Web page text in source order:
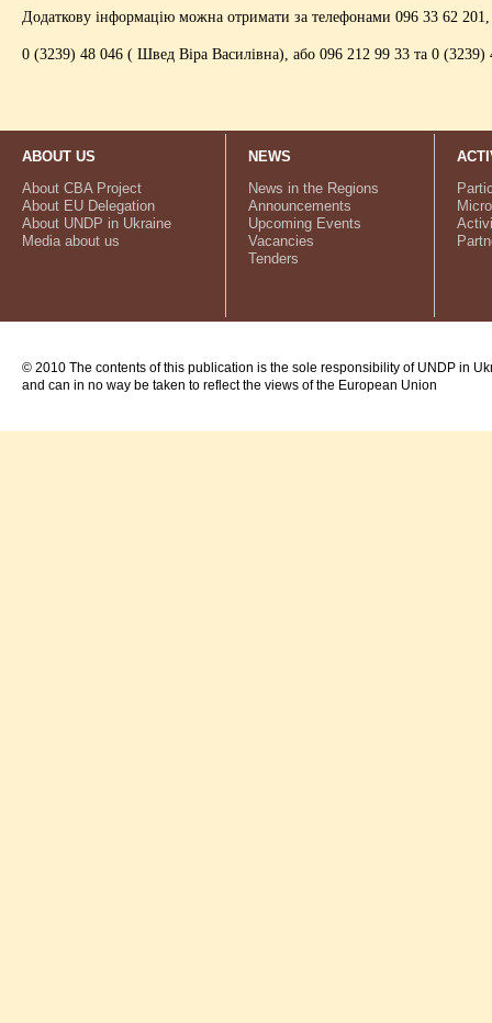
Додаткову інформацію можна отримати за телефонами 096 33 62 201,
0 (3239) 48 046 ( Швед Віра Василівна), або 096 212 99 33 та 0
ABOUT US
About CBA Project
About EU Delegation
About UNDP in Ukraine
Media about us
NEWS
News in the Regions
Announcements
Upcoming Events
Vacancies
Tenders
© 2010 The contents of this publication is the sole responsibility of UNDP in
and can in no way be taken to reflect the views of the European Union